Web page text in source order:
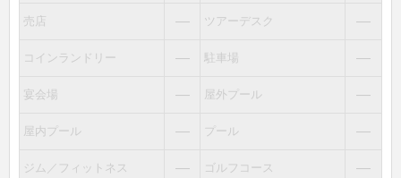
売店 ― ツアーデスク ―
コインランドリー ― 駐車場 ―
宴会場 ― 屋外プール ―
屋内プール ― プール ―
ジム／フィットネス ― ゴルフコース ―